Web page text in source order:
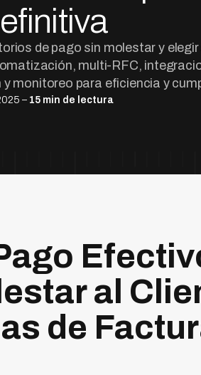
de pago sin molestar y elegir
multi-RFC,
monitoreo para eficiencia y
– 15 min de lectura
al
de